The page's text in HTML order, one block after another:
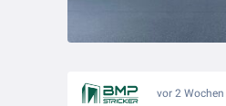
vor 2 Wochen